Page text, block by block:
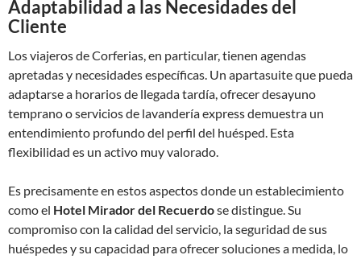
Adaptabilidad a las Necesidades del
Cliente
Los viajeros de Corferias, en particular, tienen agendas
apretadas y necesidades específicas. Un apartasuite que pueda
adaptarse a horarios de llegada tardía, ofrecer desayuno
temprano o servicios de lavandería express demuestra un
entendimiento profundo del perfil del huésped. Esta
flexibilidad es un activo muy valorado.
Es precisamente en estos aspectos donde un establecimiento
como el Hotel Mirador del Recuerdose distingue. Su
compromiso con la calidad del servicio, la seguridad de sus
huéspedes y su capacidad para ofrecer soluciones a medida, lo